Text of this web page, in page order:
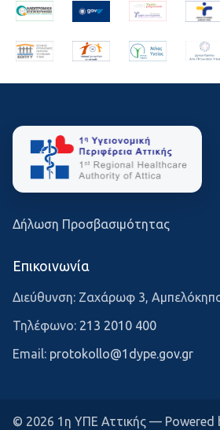
Δήλωση Προσβασιμότητας
Επικοινωνία
Διεύθυνση: Ζαχάρωφ 3,
Τηλέφωνο: 213 2010 400
Email: protokollo@1dype.gov.gr
© 2026 1η ΥΠΕ Αττικής — Powered